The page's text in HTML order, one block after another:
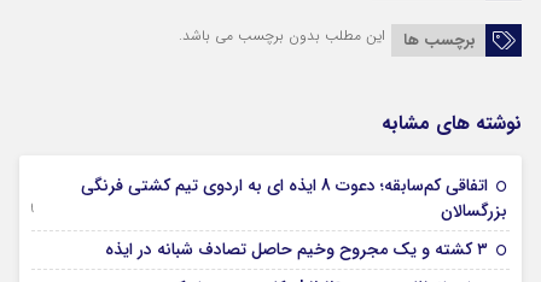
برچسب ها این مطلب بدون برچسب می باشد.
نوشته های مشابه
اتفاقی کم‌سابقه؛ دعوت 8 ایذه ای به اردوی تیم کشتی فرنگی
بزرگسالان
09 جولای 2026
۳ کشته و یک مجروح وخیم حاصل تصادف شبانه در ایذه